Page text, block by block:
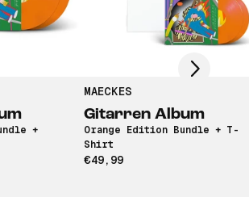
+
MAECKES
Gitarren Album
Orange Edition Bundle + T-
Shirt
€49,99
Scroll right